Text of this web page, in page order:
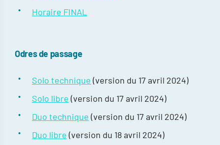
Horaire FINAL
Odres de passage
Solo technique (version du 17 avril 2024)
Solo libre (version du 17 avril 2024)
Duo technique (version du 17 avril 2024)
Duo libre (version du 18 avril 2024)